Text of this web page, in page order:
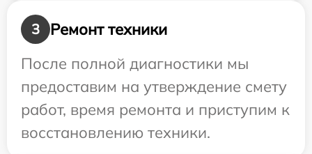
3
Ремонт техники
После полной диагностики мы
предоставим на утверждение смету
работ, время ремонта и приступим к
восстановлению техники.